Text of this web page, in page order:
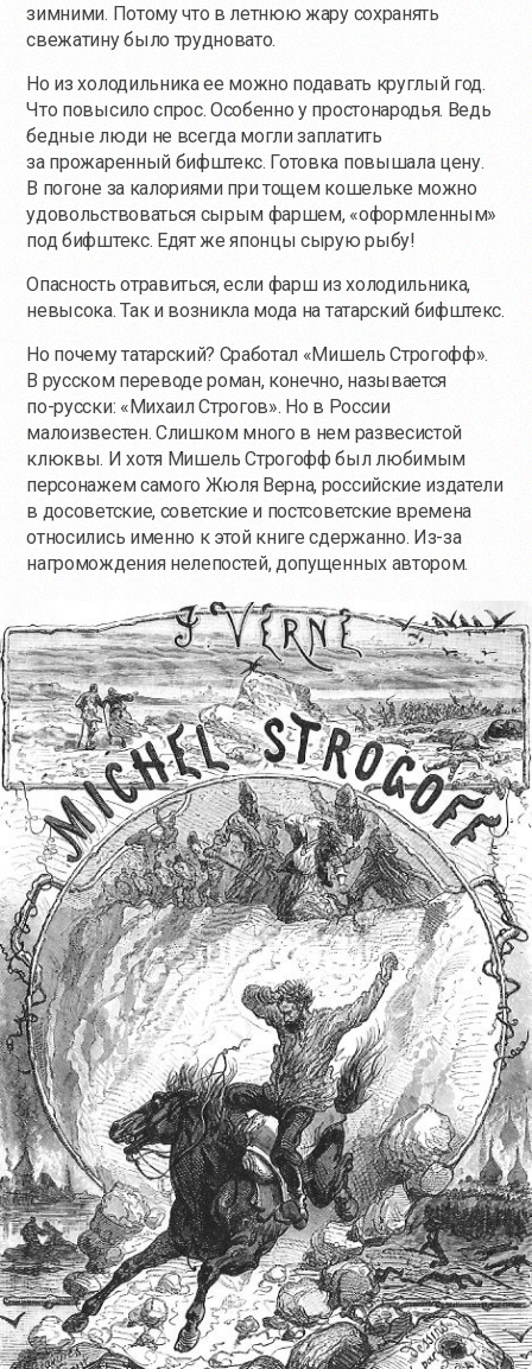
зимними. Потому что в летнюю жару сохранять
свежатину было трудновато.
Но из холодильника ее можно подавать круглый год.
Что повысило спрос. Особенно у простонародья. Ведь
бедные люди не всегда могли заплатить
за прожаренный бифштекс. Готовка повышала цену.
В погоне за калориями при тощем кошельке можно
удовольствоваться сырым фаршем, «оформленным»
под бифштекс. Едят же японцы сырую рыбу!
Опасность отравиться, если фарш из холодильника,
невысока. Так и возникла мода на татарский бифштекс.
Но почему татарский? Сработал «Мишель Строгофф».
В русском переводе роман, конечно, называется
по-русски: «Михаил Строгов». Но в России
малоизвестен. Слишком много в нем развесистой
клюквы. И хотя Мишель Строгофф был любимым
персонажем самого Жюля Верна, российские издатели
в досоветские, советские и постсоветские времена
относились именно к этой книге сдержанно. Из-за
нагромождения нелепостей, допущенных автором.